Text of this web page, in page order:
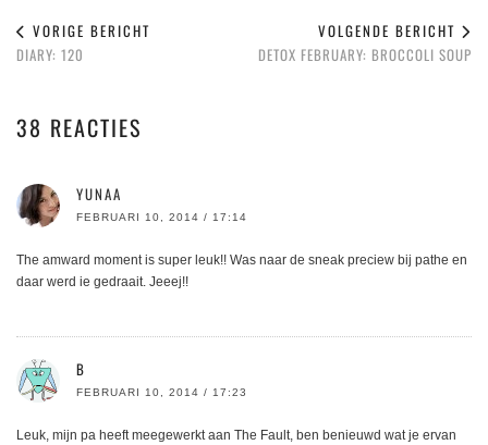
VORIGE BERICHT
DIARY: 120
VOLGENDE BERICHT
DETOX FEBRUARY: BROCCOLI SOUP
38 REACTIES
YUNAA
FEBRUARI 10, 2014 / 17:14
The amward moment is super leuk!! Was naar de sneak preciew bij pathe en
daar werd ie gedraait. Jeeej!!
B
FEBRUARI 10, 2014 / 17:23
Leuk, mijn pa heeft meegewerkt aan The Fault, ben benieuwd wat je ervan